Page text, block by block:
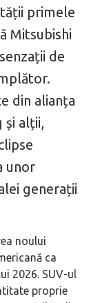
primele
Mitsubishi
de
din alianța
și alții,
unor
generații
noului
ca
2026. SUV-ul
proprie